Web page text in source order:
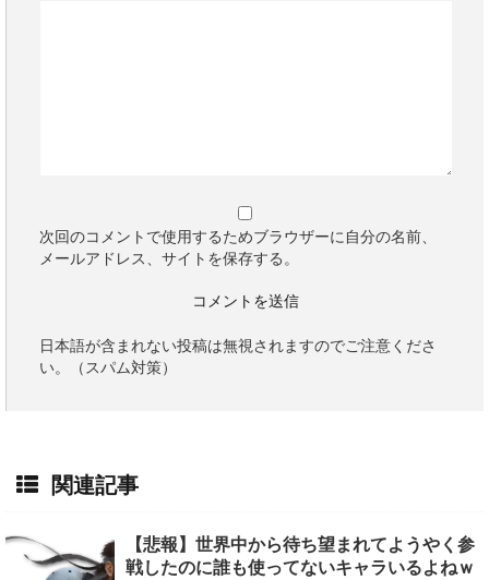
次回のコメントで使用するためブラウザーに自分の名前、
メールアドレス、サイトを保存する。
日本語が含まれない投稿は無視されますのでご注意くださ
い。（スパム対策）
関連記事
【悲報】世界中から待ち望まれてようやく参
戦したのに誰も使ってないキャラいるよねｗ